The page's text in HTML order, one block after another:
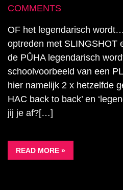
COMMENTS
OF het legendarisch
optreden met SLINGSHOT
de PÛHA legendarisch
schoolvoorbeeld van een
hier namelijk 2 x hetzelfde
HAC back to back’ en
jij je af?[…]
READ MORE »